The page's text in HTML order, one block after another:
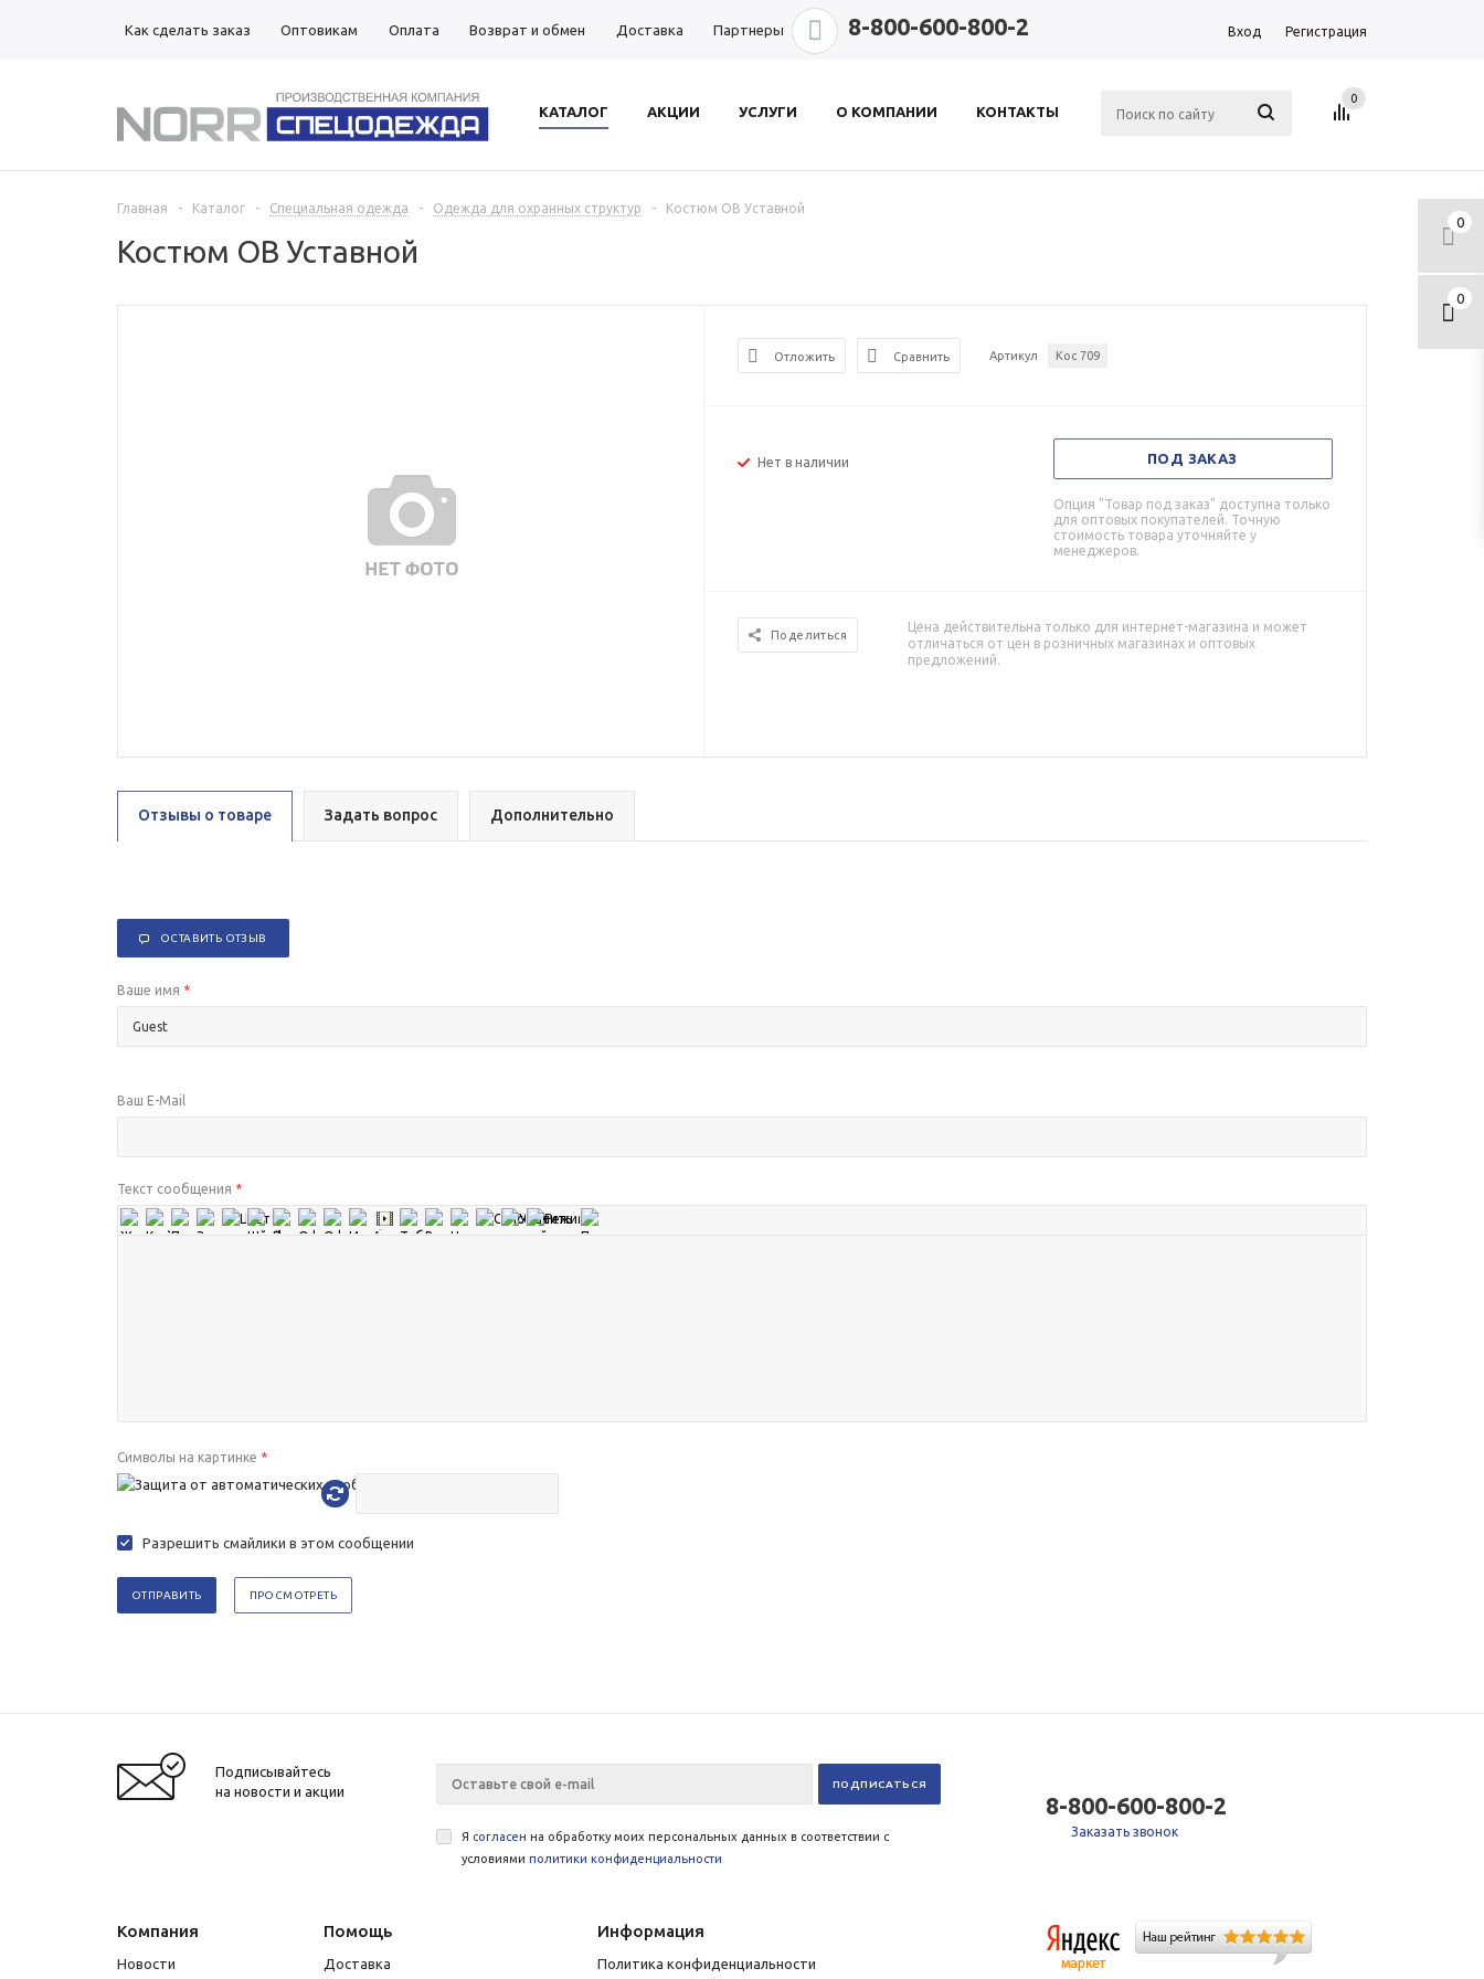
Как сделать заказ Оптовикам Оплата Возврат и обмен Доставка Партнеры 8-800-600-800-2 Вход Регистрация
КАТАЛОГ АКЦИИ УСЛУГИ О КОМПАНИИ КОНТАКТЫ
0
0
0
Главная - Каталог - Специальная одежда - Одежда для охранных структур - Костюм ОВ Уставной
Костюм ОВ Уставной
Отложить Сравнить Артикул Кос 709
Нет в наличии ПОД ЗАКАЗ
Опция "Товар под заказ" доступна только
для оптовых покупателей. Точную
стоимость товара уточняйте у
менеджеров.
Поделиться
Цена действительна только для интернет-магазина и может
отличаться от цен в розничных магазинах и оптовых
предложений.
Отзывы о товаре Задать вопрос Дополнительно
ОСТАВИТЬ ОТЗЫВ
Ваше имя *
Ваш E-Mail
Текст сообщения *
Символы на картинке *
Разрешить смайлики в этом сообщении
Подписывайтесь
на новости и акции
Я согласен на обработку моих персональных данных в соответствии с
условиями политики конфиденциальности
8-800-600-800-2
Заказать звонок
Компания Помощь Информация
Новости Доставка Политика конфиденциальности